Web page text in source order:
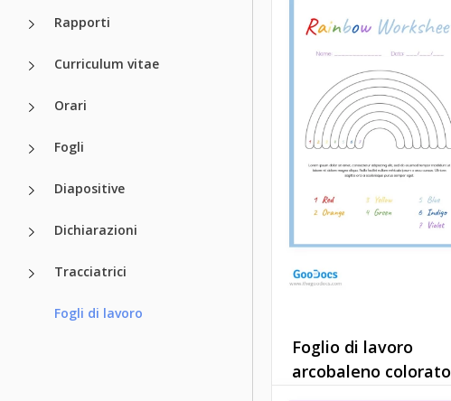
Rapporti
Curriculum vitae
Orari
Fogli
Diapositive
Dichiarazioni
Tracciatrici
Fogli di lavoro
Modello di scheda
la scuola superiore
Google Docs
Foglio di lavoro
arcobaleno colorato